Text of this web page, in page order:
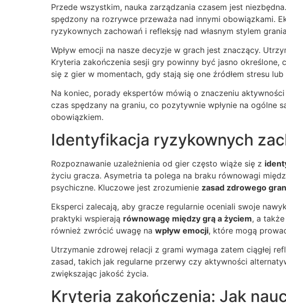
Przede wszystkim, nauka zarządzania czasem jest
spędzony na rozrywce przeważa nad innymi obowiązkami.
ryzykownych zachowań i refleksję nad własnym stylem
Wpływ emocji na nasze decyzje w grach jest znaczący.
Kryteria zakończenia sesji gry powinny być jasno
się z gier w momentach, gdy stają się one źródłem stresu
Na koniec, porady ekspertów mówią o znaczeniu
czas spędzany na graniu, co pozytywnie wpłynie na ogólne
obowiązkiem.
Identyfikacja ryzykownych
Rozpoznawanie uzależnienia od gier często wiąże się z
życiu gracza. Asymetria ta polega na braku równowagi
psychiczne. Kluczowe jest zrozumienie zasad zdrowego
Eksperci zalecają, aby gracze regularnie oceniali swoje
praktyki wspierają równowagę między grą a życiem, a także
również zwrócić uwagę na wpływ emocji, które mogą
Utrzymanie zdrowej relacji z grami wymaga zatem ciągłej
zasad, takich jak regularne przerwy czy aktywności
zwiększając jakość życia.
Kryteria zakończenia: Jak